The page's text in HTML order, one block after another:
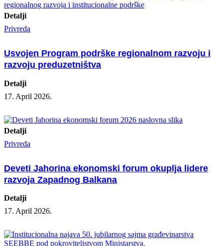
Detalji
Privreda
Usvojen Program podrške regionalnom razvoju i
razvoju preduzetništva
Detalji
17. April 2026.
Detalji
Privreda
Deveti Jahorina ekonomski forum okuplja lidere
razvoja Zapadnog Balkana
Detalji
17. April 2026.